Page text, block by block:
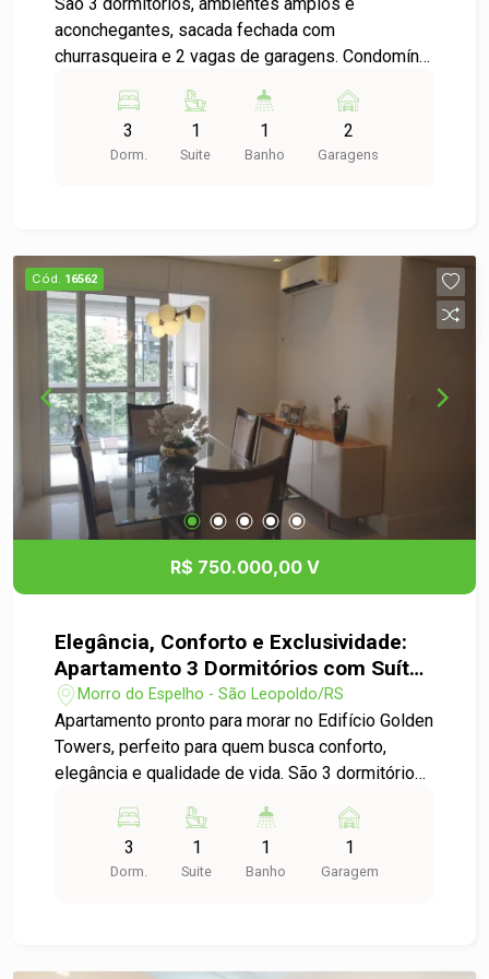
São 3 dormitórios, ambientes amplos e
aconchegantes, sacada fechada com
churrasqueira e 2 vagas de garagens. Condomínio
tranquilidade para sua família. Excelente
localização, em um dos bairros mais valorizados
da cidade!
3
Dorm.
1
Suite
1
Banho
2
Garagens
Cód. 16562
R$ 750.000,00 V
Elegância, Conforto e Exclusividade:
Apartamento 3 Dormitórios com Suíte
e Hidromassagem no Golden Towers
Morro do Espelho - São Leopoldo/RS
Apartamento pronto para morar no Edifício Golden
Towers, perfeito para quem busca conforto,
elegância e qualidade de vida. São 3 dormitórios
sacada e relaxante banheira de hidromassagem.
Ambientes modernos, repaginados, e com
móveis sob medida garantem praticidade e
3
Dorm.
1
Suite
1
Banho
1
Garagem